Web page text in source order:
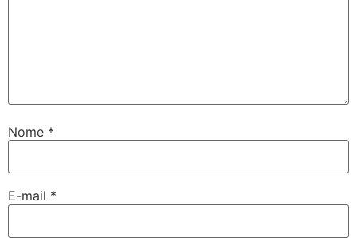
Nome *
E-mail *